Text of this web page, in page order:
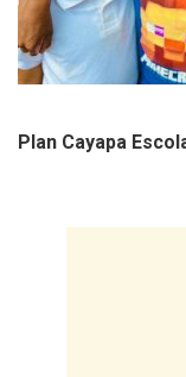
Plan Cayapa